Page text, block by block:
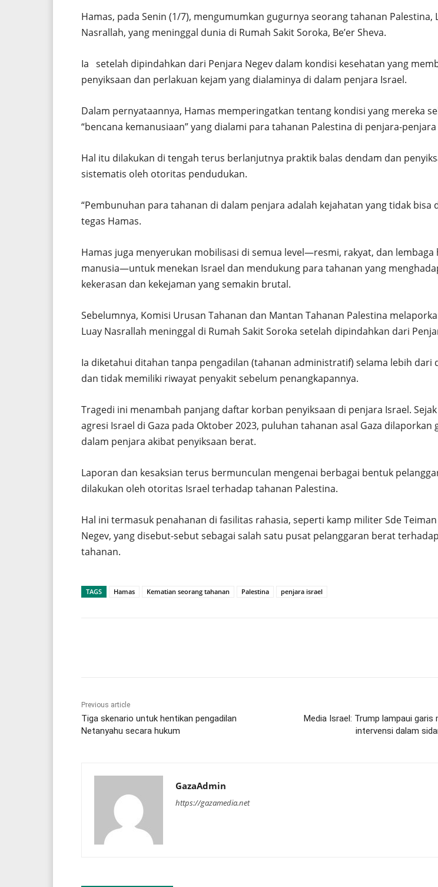
Hamas, pada Senin (1/7), mengumumkan gugurnya seorang tahanan Palestina,
Nasrallah, yang meninggal dunia di Rumah Sakit Soroka, Be’er Sheva.
Ia setelah dipindahkan dari Penjara Negev dalam kondisi kesehatan yang
penyiksaan dan perlakuan kejam yang dialaminya di dalam penjara Israel.
Dalam pernyataannya, Hamas memperingatkan tentang kondisi yang mereka
“bencana kemanusiaan” yang dialami para tahanan Palestina di penjara-penjara
Hal itu dilakukan di tengah terus berlanjutnya praktik balas dendam dan
sistematis oleh otoritas pendudukan.
“Pembunuhan para tahanan di dalam penjara adalah kejahatan yang tidak bisa
tegas Hamas.
Hamas juga menyerukan mobilisasi di semua level—resmi, rakyat, dan lembaga
manusia—untuk menekan Israel dan mendukung para tahanan yang
kekerasan dan kekejaman yang semakin brutal.
Sebelumnya, Komisi Urusan Tahanan dan Mantan Tahanan Palestina
Luay Nasrallah meninggal di Rumah Sakit Soroka setelah dipindahkan dari
Ia diketahui ditahan tanpa pengadilan (tahanan administratif) selama lebih dari
dan tidak memiliki riwayat penyakit sebelum penangkapannya.
Tragedi ini menambah panjang daftar korban penyiksaan di penjara Israel.
agresi Israel di Gaza pada Oktober 2023, puluhan tahanan asal Gaza dilaporkan
dalam penjara akibat penyiksaan berat.
Laporan dan kesaksian terus bermunculan mengenai berbagai bentuk
dilakukan oleh otoritas Israel terhadap tahanan Palestina.
Hal ini termasuk penahanan di fasilitas rahasia, seperti kamp militer Sde
Negev, yang disebut-sebut sebagai salah satu pusat pelanggaran berat
tahanan.
TAGS Hamas Kematian seorang tahanan Palestina penjara israel
Previous article
Tiga skenario untuk hentikan pengadilan
Netanyahu secara hukum
Media Israel: Trump lampaui garis
intervensi dalam
GazaAdmin
https://gazamedia.net